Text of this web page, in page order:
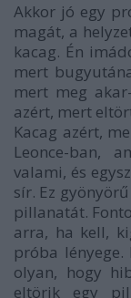
Akkor jó egy
magát, a
kacag. Én
mert
mert meg
azért, mert
Kacag azért,
Leonce-ban,
valami, és
sír. Ez
pillanatát.
arra, ha kell,
próba lényege.
olyan, hogy
eltörik egy